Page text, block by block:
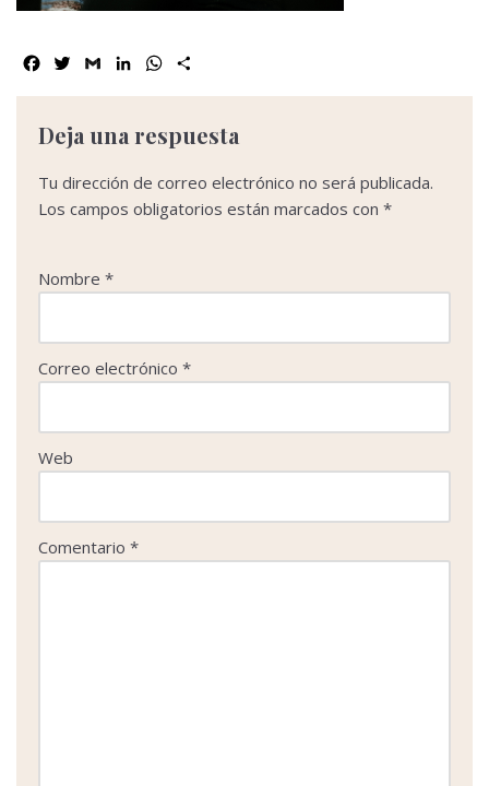
Facebook
TwitterGmailLinkedInWhatsApp
Deja una respuesta
Tu dirección de correo electrónico no será publicada.
Los campos obligatorios están marcados con *
Nombre *
Correo electrónico *
Web
Comentario *